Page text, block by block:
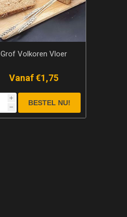
Grof Volkoren Vloer
Vanaf €1,75
i
h